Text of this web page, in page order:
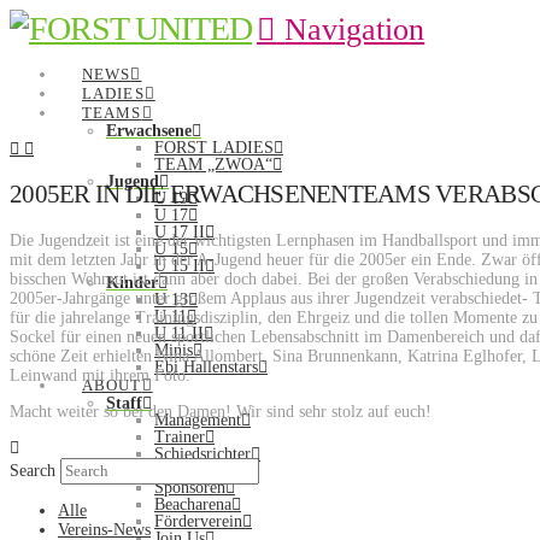
Navigation
NEWS
LADIES
TEAMS
Erwachsene
FORST LADIES
TEAM „ZWOA“
Jugend
U 19
U 17
U 17 II
U 15
U 15 II
Kinder
U 13
U 11
U 11 II
Minis
Ebi Hallenstars
ABOUT
Staff
Management
Trainer
Schiedsrichter
Wir in der Region
Sponsoren
Beacharena
Förderverein
2005ER IN DIE ERWACHSENENTEAMS
Die Jugendzeit ist eine der wichtigsten Lernphasen im Handballsport und
mit dem letzten Jahr in der A-Jugend heuer für die 2005er ein Ende. Zwar
bisschen Wehmut ist dann aber doch dabei. Bei der großen
2005er-Jahrgänge unter großem Applaus aus ihrer Jugendzeit
für die jahrelange Trainingsdisziplin, den Ehrgeiz und die tollen Momente
Sockel für einen neuen sportlichen Lebensabschnitt im Damenbereich und
schöne Zeit erhielten Nina Allombert, Sina Brunnenkann, Katrina Eglhofer,
Leinwand mit ihrem Foto.
Macht weiter so bei den Damen! Wir sind sehr stolz auf euch!
Search
Alle
Vereins-News